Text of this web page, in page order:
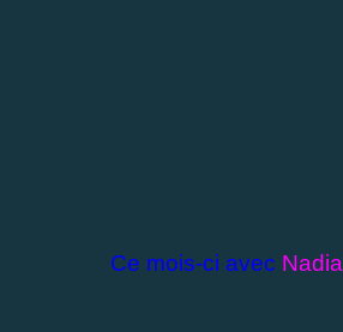
Ce mois-ci avec Nadia